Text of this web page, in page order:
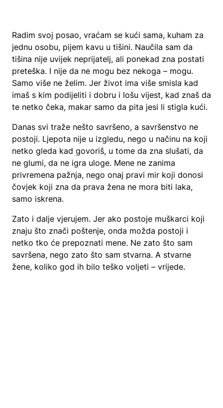
Radim svoj posao, vraćam se kući sama, kuham za
jednu osobu, pijem kavu u tišini. Naučila sam da
tišina nije uvijek neprijatelj, ali ponekad zna postati
preteška. I nije da ne mogu bez nekoga – mogu.
Samo više ne želim. Jer život ima više smisla kad
imaš s kim podijeliti i dobru i lošu vijest, kad znaš da
te netko čeka, makar samo da pita jesi li stigla kući.
Danas svi traže nešto savršeno, a savršenstvo ne
postoji. Ljepota nije u izgledu, nego u načinu na koji
netko gleda kad govoriš, u tome da zna slušati, da
ne glumi, da ne igra uloge. Mene ne zanima
privremena pažnja, nego onaj pravi mir koji donosi
čovjek koji zna da prava žena ne mora biti laka,
samo iskrena.
Zato i dalje vjerujem. Jer ako postoje muškarci koji
znaju što znači poštenje, onda možda postoji i
netko tko će prepoznati mene. Ne zato što sam
savršena, nego zato što sam stvarna. A stvarne
žene, koliko god ih bilo teško voljeti – vrijede.